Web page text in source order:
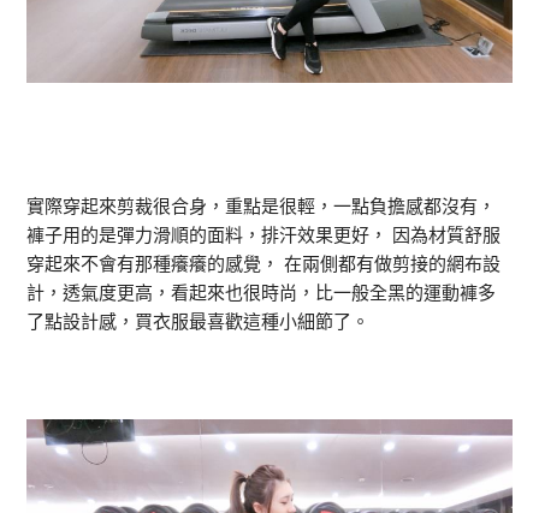
實際穿起來剪裁很合身，重點是很輕，一點負擔感都沒有，
褲子用的是彈力滑順的面料，排汗效果更好， 因為材質舒服
穿起來不會有那種癢癢的感覺， 在兩側都有做剪接的網布設
計，透氣度更高，看起來也很時尚，比一般全黑的運動褲多
了點設計感，買衣服最喜歡這種小細節了。